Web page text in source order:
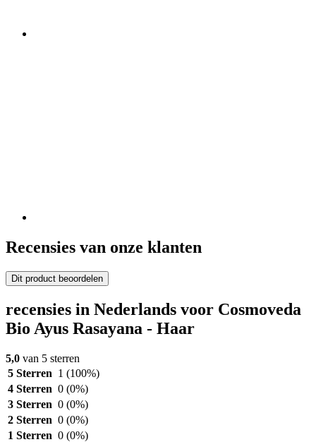
Recensies van onze klanten
Dit product beoordelen
recensies in Nederlands voor Cosmoveda
Bio Ayus Rasayana - Haar
5,0 van 5 sterren
5 Sterren 1 (100%)
4 Sterren 0 (0%)
3 Sterren 0 (0%)
2 Sterren 0 (0%)
1 Sterren 0 (0%)